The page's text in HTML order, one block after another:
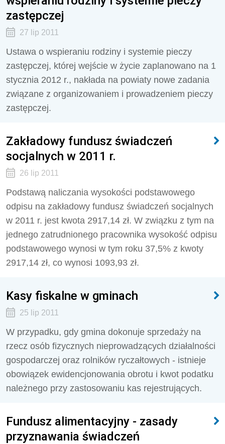
zastępczej
27 lip 2011
Ustawa o wspieraniu rodziny i systemie pieczy
zastępczej, której wejście w życie zaplanowano na 1
stycznia 2012 r., nakłada na powiaty nowe zadania
związane z organizowaniem i prowadzeniem pieczy
zastępczej.
Zakładowy fundusz świadczeń
socjalnych w 2011 r.
26 lip 2011
Podstawą naliczania wysokości podstawowego
odpisu na zakładowy fundusz świadczeń socjalnych
w 2011 r. jest kwota 2917,14 zł. W związku z tym na
jednego zatrudnionego pracownika wysokość odpisu
podstawowego wynosi w tym roku 37,5% z kwoty
2917,14 zł, co wynosi 1093,93 zł.
Kasy fiskalne w gminach
25 lip 2011
W przypadku, gdy gmina dokonuje sprzedaży na
rzecz osób fizycznych nieprowadzących działalności
gospodarczej oraz rolników ryczałtowych - istnieje
obowiązek ewidencjonowania obrotu i kwot podatku
należnego przy zastosowaniu kas rejestrujących.
Fundusz alimentacyjny - zasady
przyznawania świadczeń